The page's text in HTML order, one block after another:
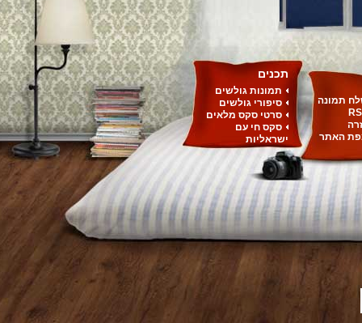
תמונה
האתר
תכנים
תמונות גולשים
סיפורי גולשים
סרטי סקס מלאים
סקס חי עם
ישראליות